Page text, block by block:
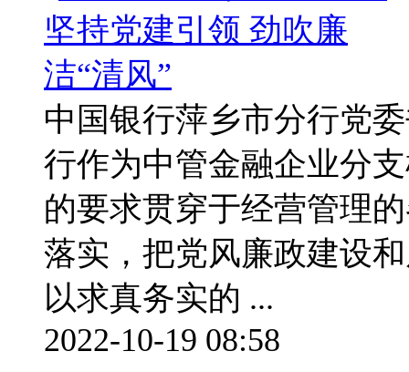
中国银行萍乡市分行党
行作为中管金融企业分
的要求贯穿于经营管理
落实，把党风廉政建设
以求真务实的 ...
2022-10-19 08:58